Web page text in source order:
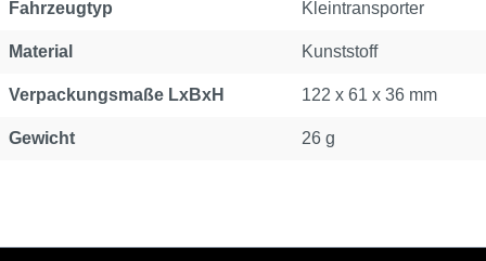
Fahrzeugtyp Kleintransporter
Material Kunststoff
Verpackungsmaße LxBxH 122 x 61 x 36 mm
Gewicht 26 g